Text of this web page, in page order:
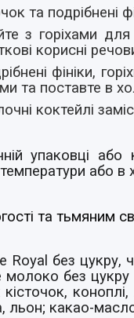
та подрібнені
з горіхами
корисні
фініки,
та поставте в
коктейлі
упаковці
температури або
та тьмяним
Royal без
молоко без
льон; какао-